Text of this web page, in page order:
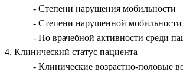
- Степени нарушения мобильности
- Степени нарушенной мобильности
- По врачебной активности среди
4. Клинический статус пациента
- Клинические возрастно-половые